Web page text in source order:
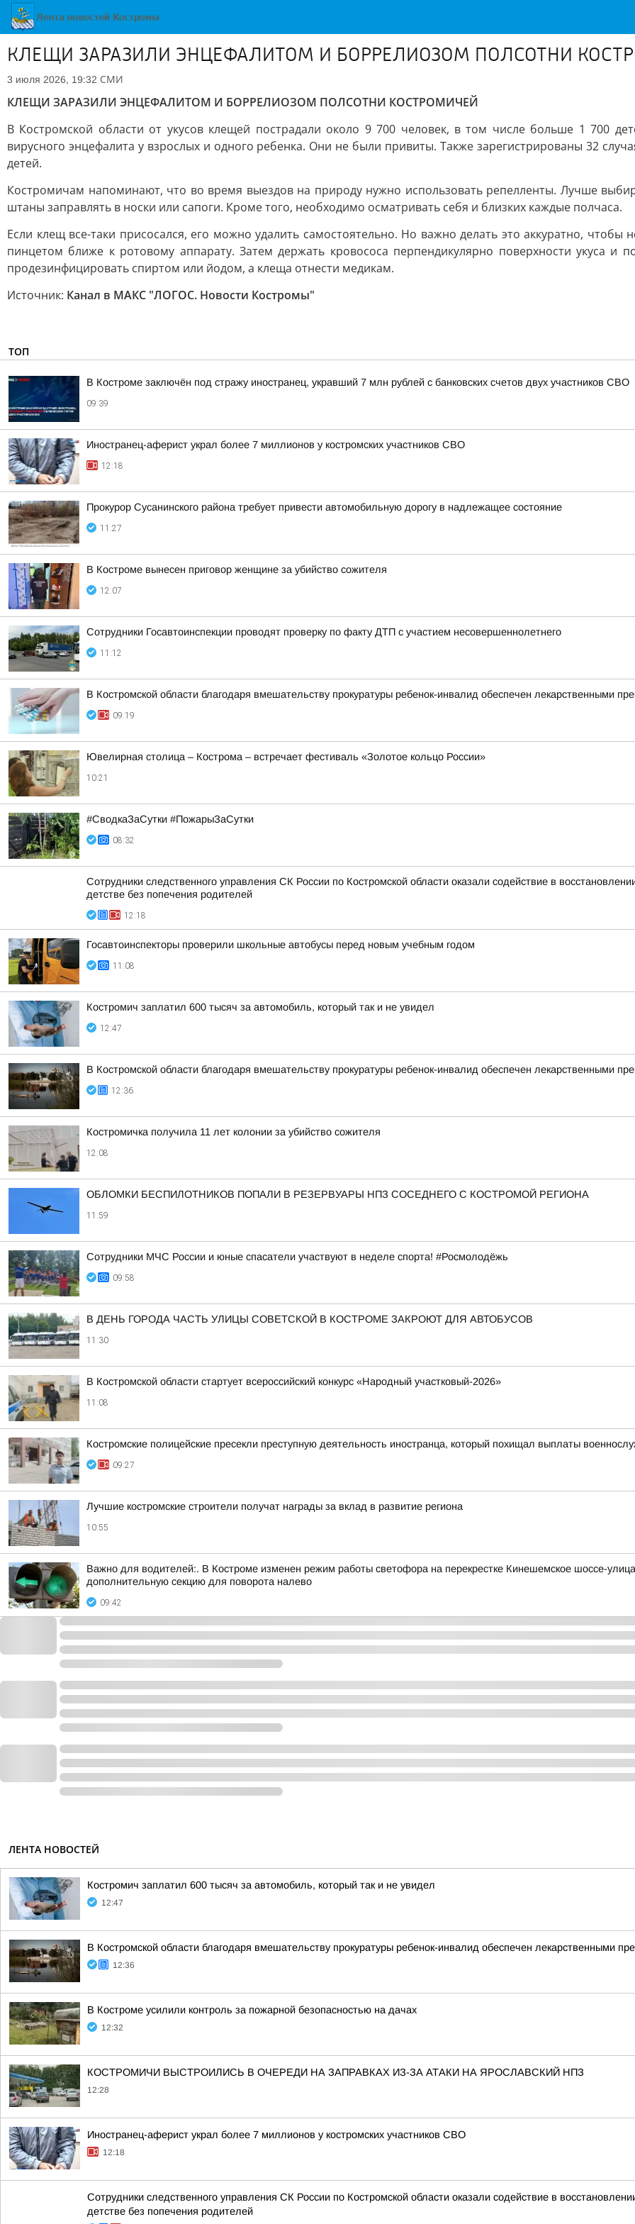
КЛЕЩИ ЗАРАЗИЛИ ЭНЦЕФАЛИТОМ И БОРРЕЛИОЗОМ ПОЛСОТНИ
3 июля 2026, 19:32 СМИ
КЛЕЩИ ЗАРАЗИЛИ ЭНЦЕФАЛИТОМ И БОРРЕЛИОЗОМ ПОЛСОТНИ КОСТРОМИЧЕЙ
В Костромской области от укусов клещей пострадали около 9 700 человек, в том числе больше 1 700
вирусного энцефалита у взрослых и одного ребенка. Они не были привиты. Также зарегистрированы 32
детей.
Костромичам напоминают, что во время выездов на природу нужно использовать репелленты. Лучше
штаны заправлять в носки или сапоги. Кроме того, необходимо осматривать себя и близких каждые полчаса.
Если клещ все-таки присосался, его можно удалить самостоятельно. Но важно делать это аккуратно, чтобы
пинцетом ближе к ротовому аппарату. Затем держать кровососа перпендикулярно поверхности укуса и
продезинфицировать спиртом или йодом, а клеща отнести медикам.
Источник: Канал в МАКС "ЛОГОС. Новости Костромы"
ТОП
В Костроме заключён под стражу иностранец, укравший 7 млн рублей с банковских счетов двух участников СВО
09:39
Иностранец-аферист украл более 7 миллионов у костромских участников СВО
12:18
Прокурор Сусанинского района требует привести автомобильную дорогу в надлежащее состояние
11:27
В Костроме вынесен приговор женщине за убийство сожителя
12:07
Сотрудники Госавтоинспекции проводят проверку по факту ДТП с участием несовершеннолетнего
11:12
В Костромской области благодаря вмешательству прокуратуры ребенок-инвалид обеспечен лекарственными
09:19
Ювелирная столица – Кострома – встречает фестиваль «Золотое кольцо России»
10:21
#СводкаЗаСутки #ПожарыЗаСутки
08:32
Сотрудники следственного управления СК России по Костромской области оказали содействие в
детстве без попечения родителей
12:18
Госавтоинспекторы проверили школьные автобусы перед новым учебным годом
11:08
Костромич заплатил 600 тысяч за автомобиль, который так и не увидел
12:47
В Костромской области благодаря вмешательству прокуратуры ребенок-инвалид обеспечен лекарственными
12:36
Костромичка получила 11 лет колонии за убийство сожителя
12:08
ОБЛОМКИ БЕСПИЛОТНИКОВ ПОПАЛИ В РЕЗЕРВУАРЫ НПЗ СОСЕДНЕГО С КОСТРОМОЙ РЕГИОНА
11:59
Сотрудники МЧС России и юные спасатели участвуют в неделе спорта! #Росмолодёжь
09:58
В ДЕНЬ ГОРОДА ЧАСТЬ УЛИЦЫ СОВЕТСКОЙ В КОСТРОМЕ ЗАКРОЮТ ДЛЯ АВТОБУСОВ
11:30
В Костромской области стартует всероссийский конкурс «Народный участковый-2026»
11:08
Костромские полицейские пресекли преступную деятельность иностранца, который похищал выплаты
09:27
Лучшие костромские строители получат награды за вклад в развитие региона
10:55
Важно для водителей:. В Костроме изменен режим работы светофора на перекрестке Кинешемское шоссе-
дополнительную секцию для поворота налево
09:42
ЛЕНТА НОВОСТЕЙ
Костромич заплатил 600 тысяч за автомобиль, который так и не увидел
12:47
В Костромской области благодаря вмешательству прокуратуры ребенок-инвалид обеспечен лекарственными
12:36
В Костроме усилили контроль за пожарной безопасностью на дачах
12:32
КОСТРОМИЧИ ВЫСТРОИЛИСЬ В ОЧЕРЕДИ НА ЗАПРАВКАХ ИЗ-ЗА АТАКИ НА ЯРОСЛАВСКИЙ НПЗ
12:28
Иностранец-аферист украл более 7 миллионов у костромских участников СВО
12:18
Сотрудники следственного управления СК России по Костромской области оказали содействие в
детстве без попечения родителей